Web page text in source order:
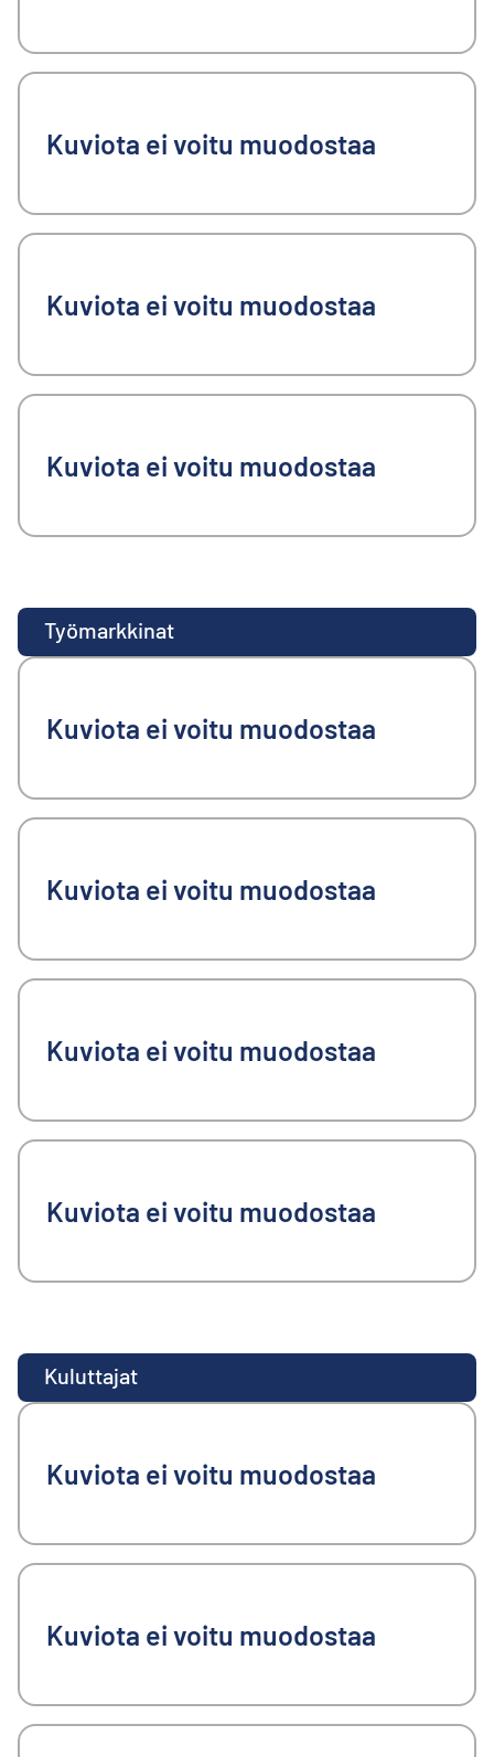
Kuviota ei voitu muodostaa
Kuviota ei voitu muodostaa
Kuviota ei voitu muodostaa
Työmarkkinat
Kuviota ei voitu muodostaa
Kuviota ei voitu muodostaa
Kuviota ei voitu muodostaa
Kuviota ei voitu muodostaa
Kuluttajat
Kuviota ei voitu muodostaa
Kuviota ei voitu muodostaa